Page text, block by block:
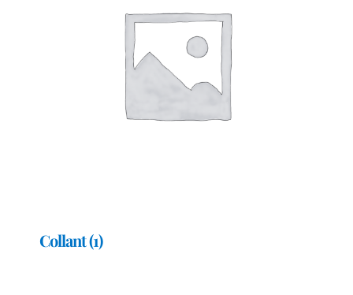
Collant(1)